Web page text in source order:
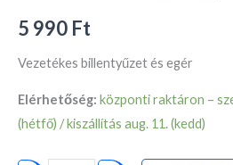
5 990 Ft
Vezetékes billentyűzet és egér
Elérhetőség: központi raktáron –
(hétfő) / kiszállítás aug. 11. (kedd)